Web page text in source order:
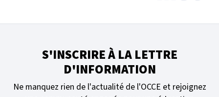
S'INSCRIRE À LA LETTRE
D'INFORMATION
Ne manquez rien de l'actualité de l'OCCE et rejoignez